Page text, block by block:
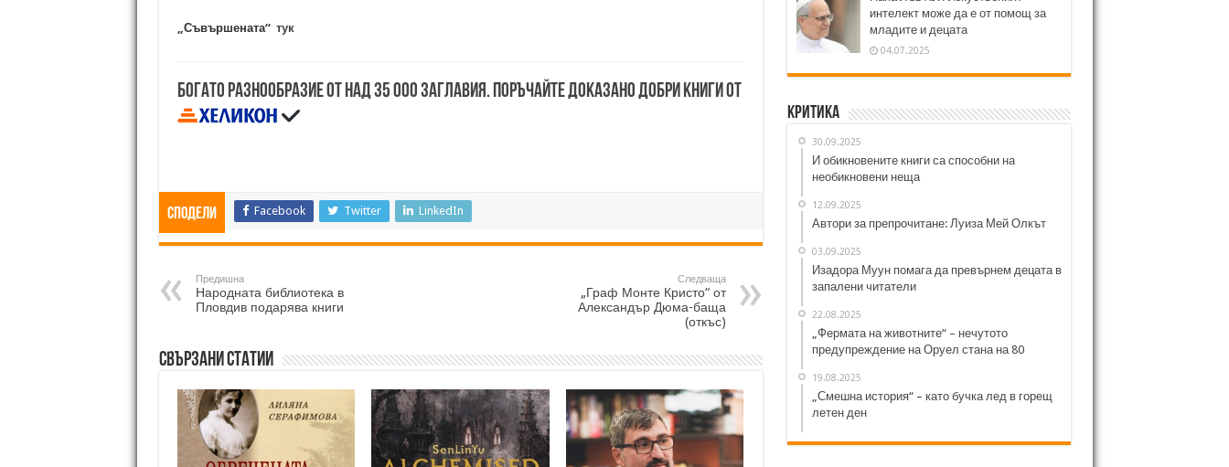
„Съвършената“ тук
Богато разнообразие от над 35 000 заглавия. Поръчайте доказано добри книги от
Сподели Facebook Twitter LinkedIn
Предишна
Народната библиотека в
Пловдив подарява книги
Следваща
„Граф Монте Кристо“ от
Александър Дюма-баща
(откъс)
Свързани статии
интелект може да е от помощ за
младите и децата
04.07.2025
Критика
30.09.2025
И обикновените книги са способни на
необикновени неща
12.09.2025
Автори за препрочитане: Луиза Мей Олкът
03.09.2025
Изадора Муун помага да превърнем децата в
запалени читатели
22.08.2025
„Фермата на животните“ – нечутото
предупреждение на Оруел стана на 80
19.08.2025
„Смешна история“ – като бучка лед в горещ
летен ден